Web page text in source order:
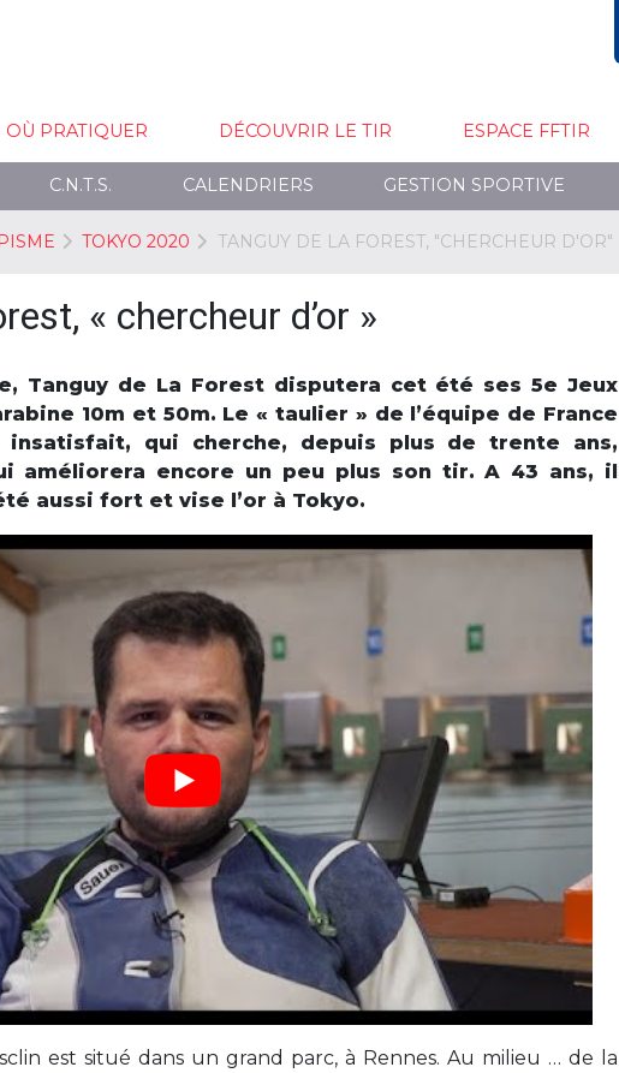
OÙ PRATIQUER DÉCOUVRIR LE TIR ESPACE FFTIR
C.N.T.S. CALENDRIERS GESTION SPORTIVE
TOKYO 2020 TANGUY DE LA FOREST, "CHERCHEUR D'OR"
« chercheur d’or »
Tanguy de La Forest disputera cet été ses 5e Jeux
10m et 50m. Le « taulier » de l’équipe de France
qui cherche, depuis plus de trente ans,
améliorera encore un peu plus son tir. A 43 ans, il
aussi fort et vise l’or à Tokyo.
est situé dans un grand parc, à Rennes. Au milieu … de la